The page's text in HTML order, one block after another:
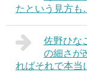
たという見方
佐野ひな
の細さが
ればそれで本